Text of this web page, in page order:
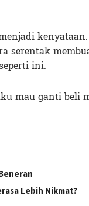
kenyataan.
serentak
ini.
mau ganti beli
Lebih Nikmat?